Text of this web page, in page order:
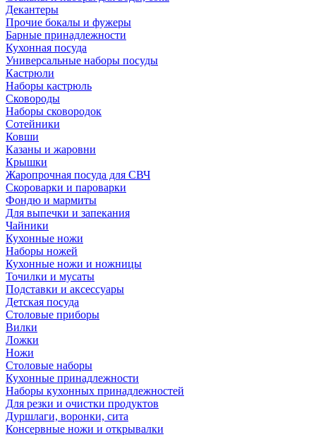
Декантеры
Прочие бокалы и фужеры
Барные принадлежности
Кухонная посуда
Универсальные наборы посуды
Кастрюли
Наборы кастрюль
Сковороды
Наборы сковородок
Сотейники
Ковши
Казаны и жаровни
Крышки
Жаропрочная посуда для СВЧ
Скороварки и пароварки
Фондю и мармиты
Для выпечки и запекания
Чайники
Кухонные ножи
Наборы ножей
Кухонные ножи и ножницы
Точилки и мусаты
Подставки и аксессуары
Детская посуда
Столовые приборы
Вилки
Ложки
Ножи
Столовые наборы
Кухонные принадлежности
Наборы кухонных принадлежностей
Для резки и очистки продуктов
Дуршлаги, воронки, сита
Консервные ножи и открывалки